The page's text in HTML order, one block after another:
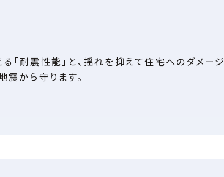
耐震性能」と、揺れを抑えて住宅へのダメー
震から守ります。